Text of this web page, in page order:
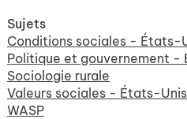
Sujets
Conditions sociales - États-
Politique et gouvernement
Sociologie rurale
Valeurs sociales - États-Unis
WASP